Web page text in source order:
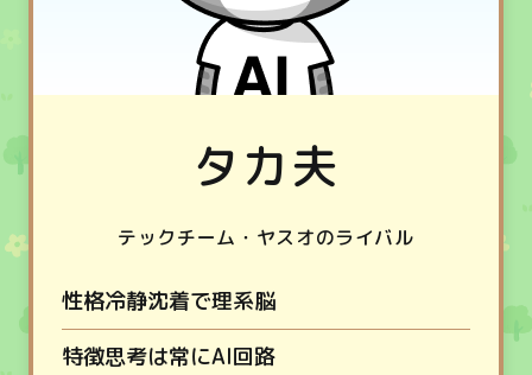
タカ夫
テックチーム・ヤスオのライバル
性格冷静沈着で理系脳
特徴思考は常にAI回路